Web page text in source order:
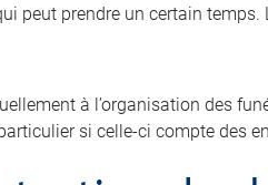
peut prendre un certain
à l’organisation des
si celle-ci compte des